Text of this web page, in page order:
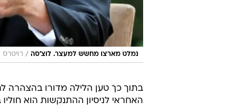
נמלט מארצו מחשש למעצר. לוצ'סה / רויטרס
בתוך כך טען הלילה מדורו בהצהרה
האחראי לניסיון ההתנקשות הוא